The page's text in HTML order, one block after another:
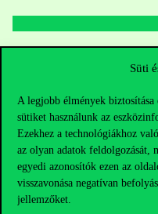
Süti
A legjobb élmények
sütiket használunk az
Ezekhez a technológiákhoz
az olyan adatok feldolgozását,
egyedi azonosítók ezen az
visszavonása negatívan
jellemzőket.
Kérdésed van a felvételivel
Oktatói elérhetőségek
HUB jelenlegi